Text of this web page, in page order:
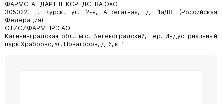
ФАРМСТАНДАРТ-ЛЕКСРЕДСТВА ОАО
305022, г. Курск, ул. 2-я, АГрегатная, д. 1а/18 (Российская
Федерация).
ОТИСИФАРМ ПРО АО
Калининградская обл., м.о. Зеленоградский, тер. Индустриальный
парк Храброво, ул. Новаторов, д. 6, к. 1